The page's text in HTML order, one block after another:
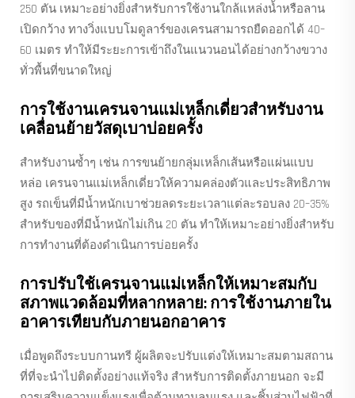
250 ตัน เหมาะอย่างยิ่งสำหรับการใช้งานใกล้แหล่งน้ำหรือลาน
เปิดกว้าง ทางวิ่งแบบโมดูลาร์ของเครนสามารถยืดออกได้ 40–
60 เมตร ทำให้มีระยะการเข้าถึงในแนวนอนได้อย่างกว้างขวาง
ทั่วพื้นที่ขนาดใหญ่
การใช้งานเครนจานแม่เหล็กเดี่ยวสำหรับงาน
เคลื่อนย้ายวัสดุเบาบ่อยครั้ง
สำหรับงานซ้ำๆ เช่น การขนย้ายกลุ่มเหล็กเส้นหรือแผ่นแบบ
หล่อ เครนจานแม่เหล็กเดี่ยวให้ความคล่องตัวและประสิทธิภาพ
สูง รถเข็นที่มีน้ำหนักเบาช่วยลดระยะเวลาแต่ละรอบลง 20–35%
สำหรับของที่มีน้ำหนักไม่เกิน 20 ตัน ทำให้เหมาะอย่างยิ่งสำหรับ
การทำงานที่ต้องดำเนินการบ่อยครั้ง
การปรับใช้เครนจานแม่เหล็กให้เหมาะสมกับ
สภาพแวดล้อมที่หลากหลาย: การใช้งานภายใน
อาคารเทียบกับภายนอกอาคาร
เมื่อพูดถึงระบบกานทรี ผู้ผลิตจะปรับแต่งให้เหมาะสมตามสถาน
ที่ที่จะนำไปติดตั้งอย่างแท้จริง สำหรับการติดตั้งภายนอก จะมี